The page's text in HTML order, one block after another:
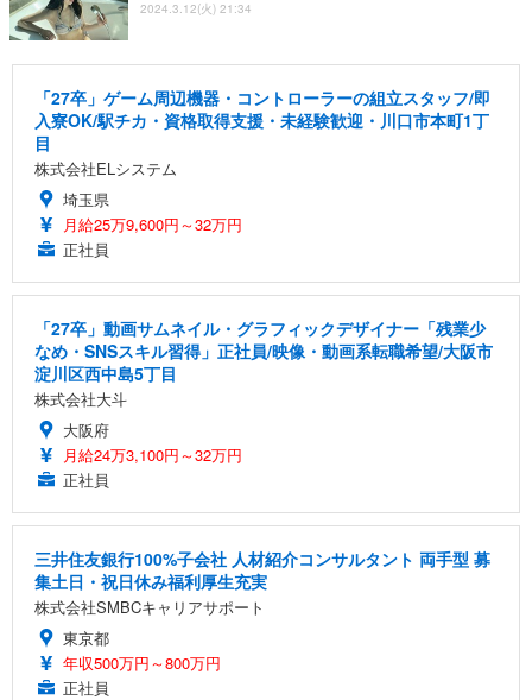
2024.3.12(火) 21:34
「27卒」ゲーム周辺機器・コントローラーの組立スタッフ/即
入寮OK/駅チカ・資格取得支援・未経験歓迎・川口市本町1丁
目
株式会社ELシステム
埼玉県
月給25万9,600円～32万円
正社員
「27卒」動画サムネイル・グラフィックデザイナー「残業少
なめ・SNSスキル習得」正社員/映像・動画系転職希望/大阪市
淀川区西中島5丁目
株式会社大斗
大阪府
月給24万3,100円～32万円
正社員
三井住友銀行100%子会社 人材紹介コンサルタント 両手型 募
集土日・祝日休み福利厚生充実
株式会社SMBCキャリアサポート
東京都
年収500万円～800万円
正社員